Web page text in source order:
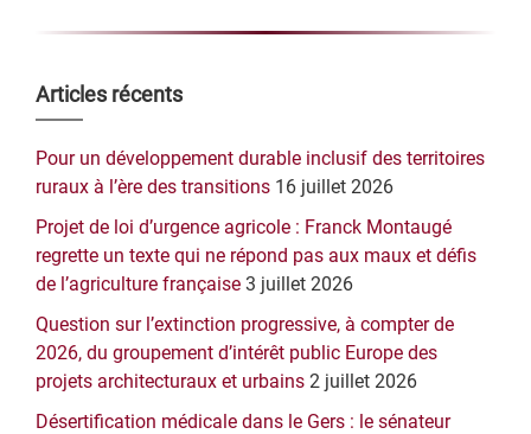
Barre
latérale
principale
Articles récents
Pour un développement durable inclusif des territoires
ruraux à l’ère des transitions 16 juillet 2026
Projet de loi d’urgence agricole : Franck Montaugé
regrette un texte qui ne répond pas aux maux et défis
de l’agriculture française 3 juillet 2026
Question sur l’extinction progressive, à compter de
2026, du groupement d’intérêt public Europe des
projets architecturaux et urbains 2 juillet 2026
Désertification médicale dans le Gers : le sénateur